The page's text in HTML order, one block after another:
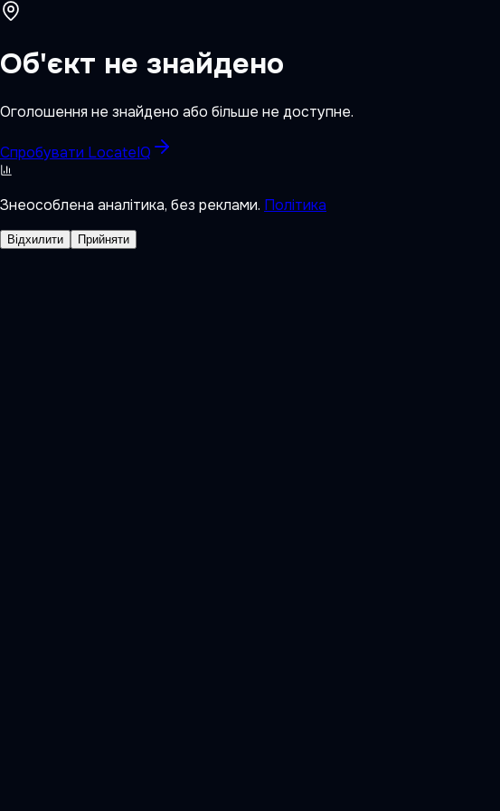
Об'єкт не знайдено
Оголошення не знайдено або більше не доступне.
Спробувати LocateIQ
Знеособлена аналітика, без реклами. Політика
Відхилити Прийняти